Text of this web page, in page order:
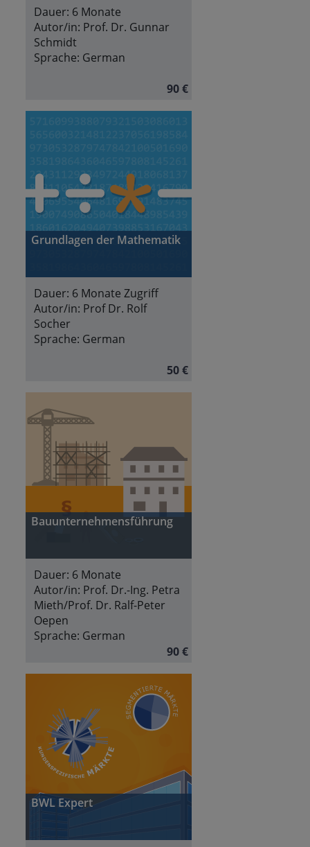
Dauer: 6 Monate
Autor/in: Prof. Dr. Gunnar
Schmidt
Sprache: German
90 €
Grundlagen der Mathematik
Dauer: 6 Monate Zugriff
Autor/in: Prof Dr. Rolf
Socher
Sprache: German
50 €
Bauunternehmensführung
Dauer: 6 Monate
Autor/in: Prof. Dr.-Ing. Petra
Mieth/Prof. Dr. Ralf-Peter
Oepen
Sprache: German
90 €
BWL Expert